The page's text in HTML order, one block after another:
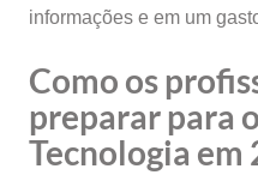
informações e em um
Como os
preparar para
Tecnologia em